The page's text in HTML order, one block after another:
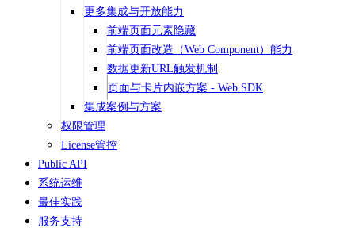
更多集成与开放能力
前端页面元素隐藏
前端页面改造（Web Component）能力
数据更新URL触发机制
页面与卡片内嵌方案 - Web SDK
集成案例与方案
权限管理
License管控
Public API
系统运维
最佳实践
服务支持